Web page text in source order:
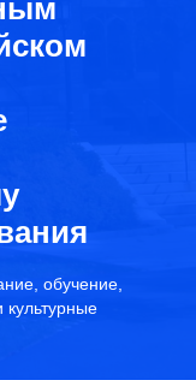
обучение,